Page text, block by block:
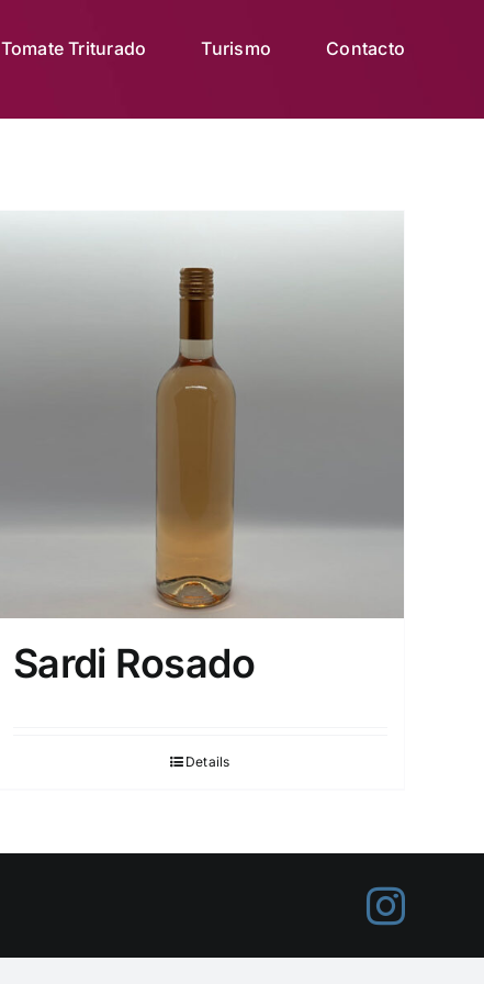
Tomate Triturado Turismo Contacto
Sardi Rosado
Details